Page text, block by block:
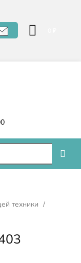
техники